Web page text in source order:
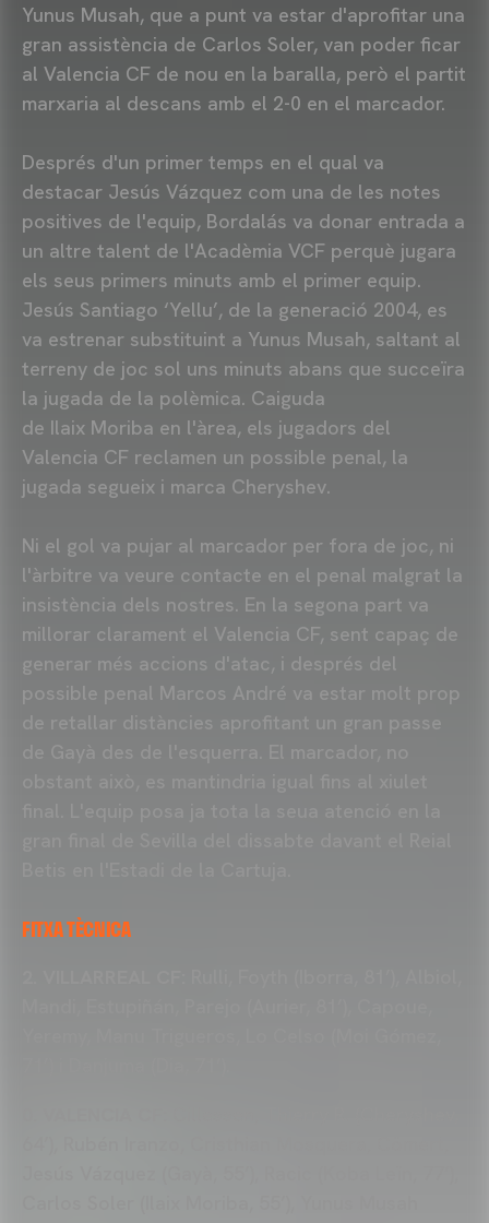
Yunus Musah, que a punt va estar d'aprofitar una
gran assistència de Carlos Soler, van poder ficar
al Valencia CF de nou en la baralla, però el partit
marxaria al descans amb el 2-0 en el marcador.
Després d'un primer temps en el qual va
destacar Jesús Vázquez com una de les notes
positives de l'equip, Bordalás va donar entrada a
un altre talent de l'Acadèmia VCF perquè jugara
els seus primers minuts amb el primer equip.
Jesús Santiago ‘Yellu’, de la generació 2004, es
va estrenar substituint a Yunus Musah, saltant al
terreny de joc sol uns minuts abans que succeïra
la jugada de la polèmica. Caiguda
de Ilaix Moriba en l'àrea, els jugadors del
Valencia CF reclamen un possible penal, la
jugada segueix i marca Cheryshev.
Ni el gol va pujar al marcador per fora de joc, ni
l'àrbitre va veure contacte en el penal malgrat la
insistència dels nostres. En la segona part va
millorar clarament el Valencia CF, sent capaç de
generar més accions d'atac, i després del
possible penal Marcos André va estar molt prop
de retallar distàncies aprofitant un gran passe
FITXA TÈCNICA